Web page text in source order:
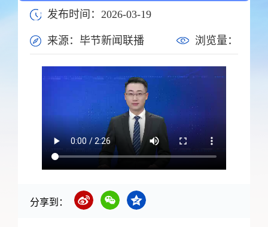
发布时间：2026-03-19
来源：毕节新闻联播‍‍‍‍‍‍‍‍‍‍‍‍ 浏览量：
分享到：